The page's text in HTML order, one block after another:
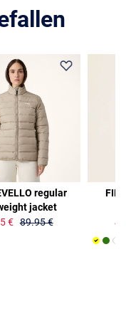
regular
jacket
€ 89.95 €